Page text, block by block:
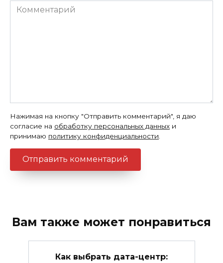
Комментарий
Нажимая на кнопку "Отправить комментарий", я даю
согласие на обработку персональных данных и
принимаю политику конфиденциальности
Вам также может понравиться
Как выбрать дата-центр: